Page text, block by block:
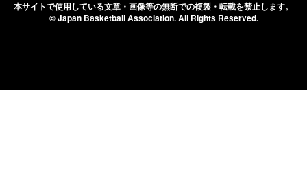
本サイトで使用している文章・画像等の無断での複製・転載を禁止します。
© Japan Basketball Association.All Rights Reserved.